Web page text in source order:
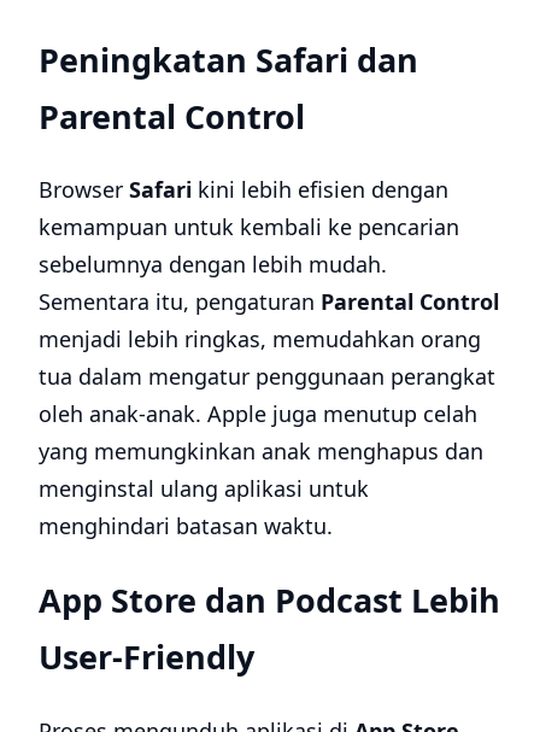
Peningkatan Safari dan
Parental Control
Browser Safari kini lebih efisien dengan
kemampuan untuk kembali ke pencarian
sebelumnya dengan lebih mudah.
Sementara itu, pengaturan Parental Control
menjadi lebih ringkas, memudahkan orang
tua dalam mengatur penggunaan perangkat
oleh anak-anak. Apple juga menutup celah
yang memungkinkan anak menghapus dan
menginstal ulang aplikasi untuk
menghindari batasan waktu.
App Store dan Podcast Lebih
User-Friendly